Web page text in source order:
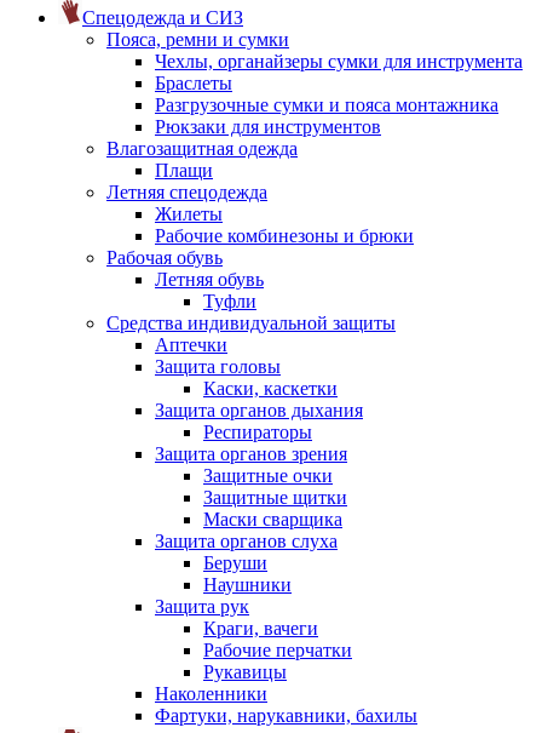
Спецодежда и СИЗ
Пояса, ремни и сумки
Чехлы, органайзеры сумки для инструмента
Браслеты
Разгрузочные сумки и пояса монтажника
Рюкзаки для инструментов
Влагозащитная одежда
Плащи
Летняя спецодежда
Жилеты
Рабочие комбинезоны и брюки
Рабочая обувь
Летняя обувь
Туфли
Средства индивидуальной защиты
Аптечки
Защита головы
Каски, каскетки
Защита органов дыхания
Респираторы
Защита органов зрения
Защитные очки
Защитные щитки
Маски сварщика
Защита органов слуха
Беруши
Наушники
Защита рук
Краги, вачеги
Рабочие перчатки
Рукавицы
Наколенники
Фартуки, нарукавники, бахилы